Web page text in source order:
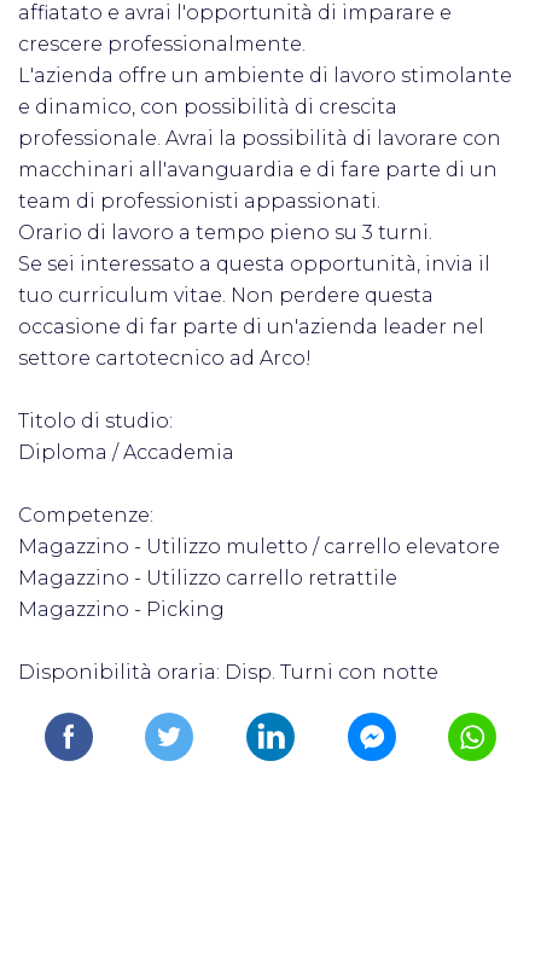
affiatato e avrai l'opportunità di imparare e
crescere professionalmente.
L'azienda offre un ambiente di lavoro stimolante
e dinamico, con possibilità di crescita
professionale. Avrai la possibilità di lavorare con
macchinari all'avanguardia e di fare parte di un
team di professionisti appassionati.
Orario di lavoro a tempo pieno su 3 turni.
Se sei interessato a questa opportunità, invia il
tuo curriculum vitae. Non perdere questa
occasione di far parte di un'azienda leader nel
settore cartotecnico ad Arco!
Titolo di studio:
Diploma / Accademia
Competenze:
Magazzino - Utilizzo muletto / carrello elevatore
Magazzino - Utilizzo carrello retrattile
Magazzino - Picking
Disponibilità oraria: Disp. Turni con notte